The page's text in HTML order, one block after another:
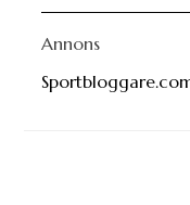
Annons